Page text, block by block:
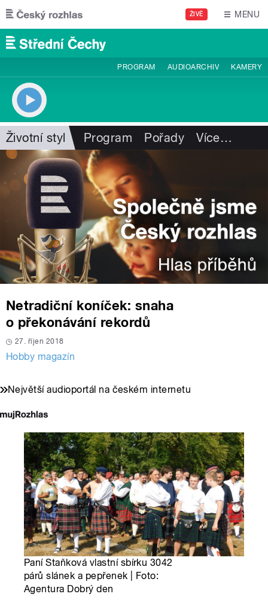
Přejít k hlavnímu obsahu
ŽIVĚ MENU
PROGRAM AUDIOARCHIV KAMERY
Životní styl Program Pořady Více…
Netradiční koníček: snaha
o překonávání rekordů
27. říjen 2018
Hobby magazín
Největší audioportál na českém internetu
Paní Staňková vlastní sbírku 3042
párů slánek a pepřenek | Foto:
Agentura Dobrý den